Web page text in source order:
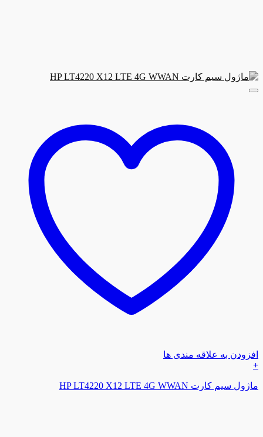
افزودن به علاقه مندی ها
+
ماژول سیم کارت HP LT4220 X12 LTE 4G WWAN